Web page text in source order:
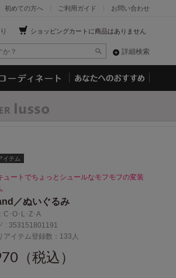
お問い合わせ
ご利用ガイド
初めての方へ
ショッピングカートに商品はありません
詳細検索
イテム
ュートでちょっとシュールなモフモフの変装
／ぬいぐるみ
C･O･L･Z･A
: 353151801191
アイテム登録数：133人
（税込）